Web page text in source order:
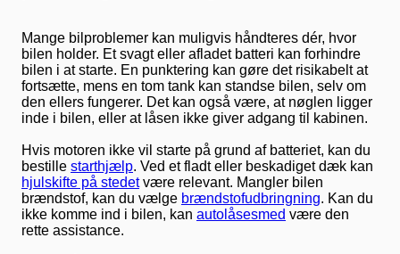
Mange bilproblemer kan muligvis håndteres dér, hvor
bilen holder. Et svagt eller afladet batteri kan forhindre
bilen i at starte. En punktering kan gøre det risikabelt at
fortsætte, mens en tom tank kan standse bilen, selv om
den ellers fungerer. Det kan også være, at nøglen ligger
inde i bilen, eller at låsen ikke giver adgang til kabinen.
Hvis motoren ikke vil starte på grund af batteriet, kan du
bestille starthjælp. Ved et fladt eller beskadiget dæk kan
hjulskifte på stedetvære relevant. Mangler bilen
brændstof, kan du vælge brændstofudbringning. Kan du
ikke komme ind i bilen, kan autolåsesmed være den
rette assistance.